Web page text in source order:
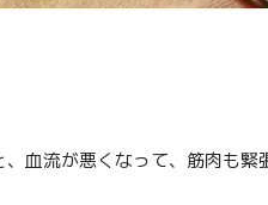
血流が悪くなって、筋肉も緊